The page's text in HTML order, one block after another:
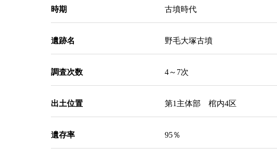
時期 古墳時代
遺跡名 野毛大塚古墳
調査次数 4～7次
出土位置 第1主体部 棺内4区
遺存率 95％